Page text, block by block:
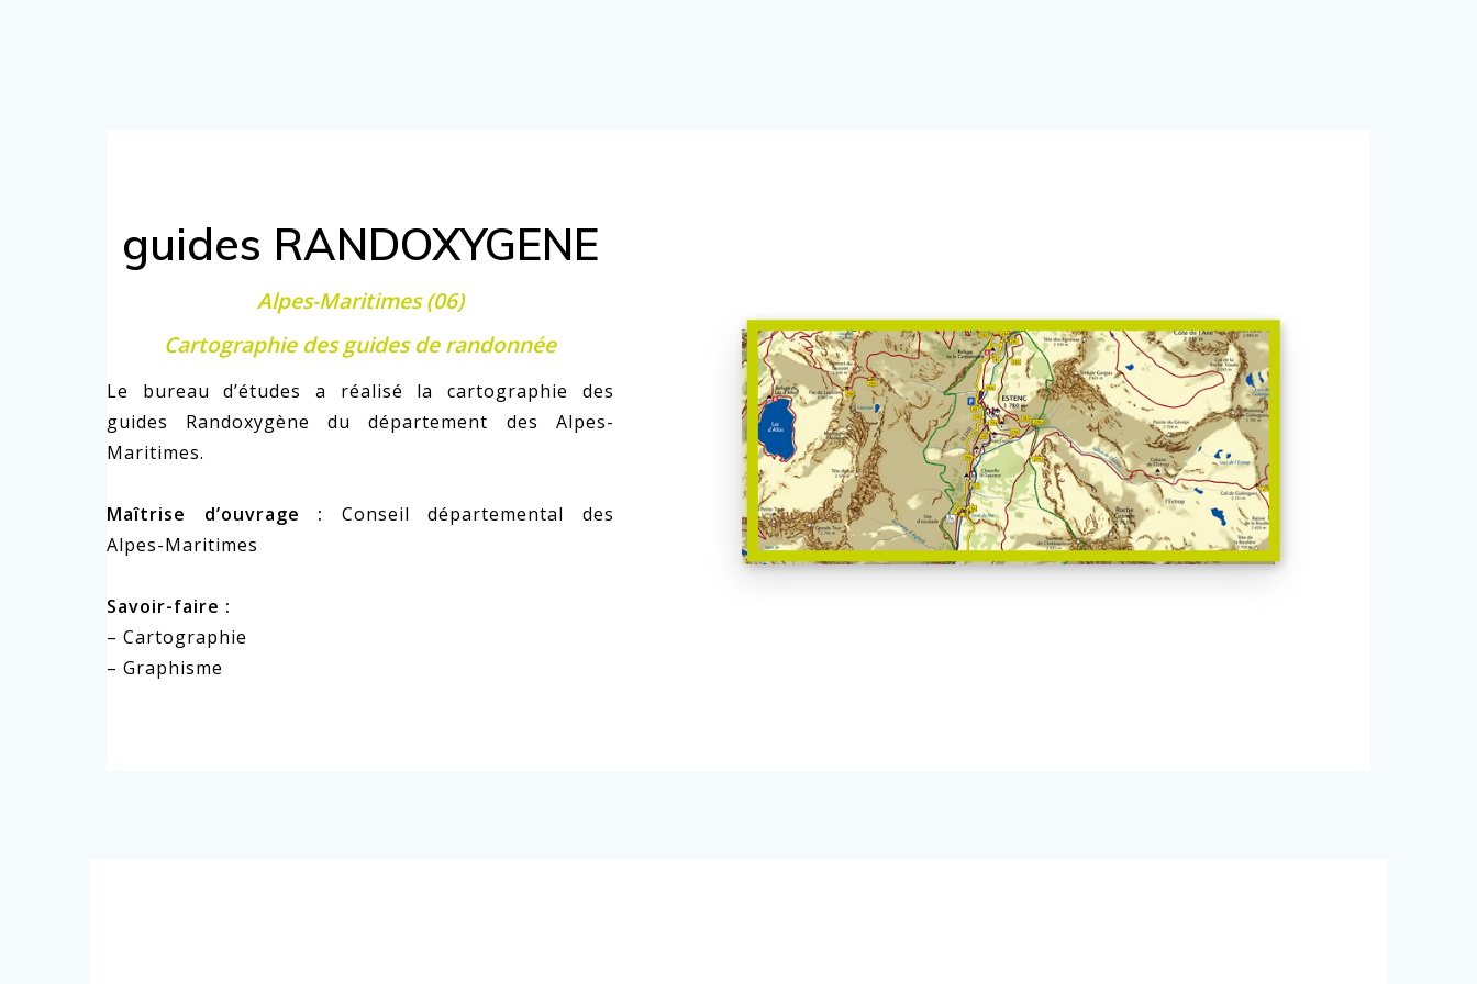
guides RANDOXYGENE
Alpes-Maritimes (06)
Cartographie des guides de randonnée
Le bureau d’études a réalisé la cartographie des
guides Randoxygène du département des Alpes-
Maritimes.
Maîtrise d’ouvrage :
Conseil départemental des
Alpes-Maritimes
Savoir-faire :
– Cartographie
– Graphisme